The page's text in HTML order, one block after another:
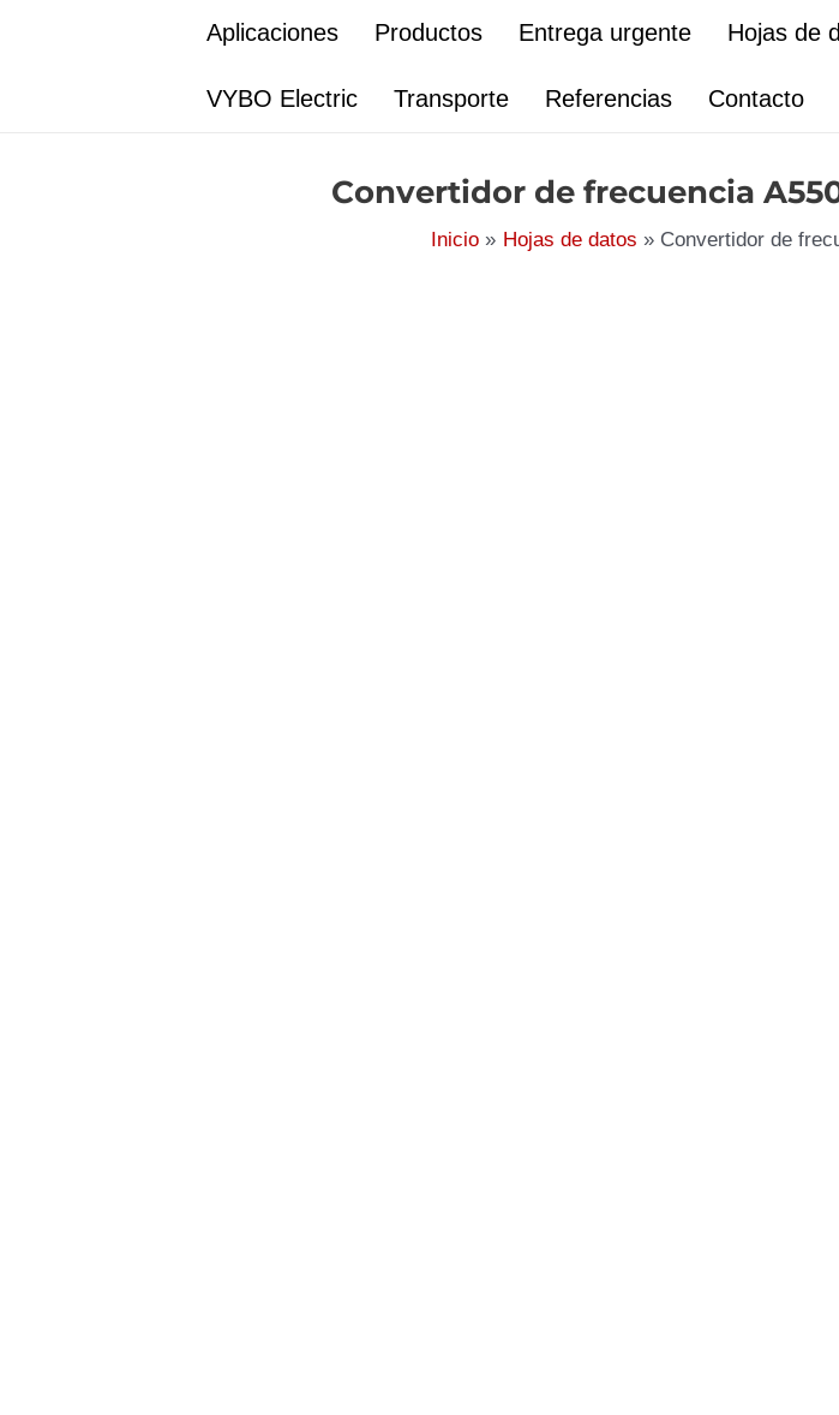
Aplicaciones Productos Entrega urgente Hojas de
VYBO Electric Transporte Referencias Contacto
Convertidor de frecuencia
Inicio Hojas de datos Convertidor de